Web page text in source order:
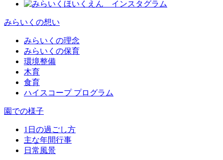
みらいくの想い
みらいくの理念
みらいくの保育
環境整備
木育
食育
ハイスコープ プログラム
園での様子
1日の過ごし方
主な年間行事
日常風景